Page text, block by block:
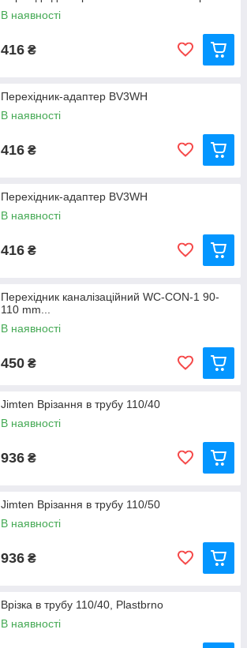
В наявності
416 ₴
Перехідник-адаптер BV3WH
В наявності
416 ₴
Перехідник-адаптер BV3WH
В наявності
416 ₴
Перехідник каналізаційний WC-CON-1 90-
110 mm...
В наявності
450 ₴
Jimten Врізання в трубу 110/40
В наявності
936 ₴
Jimten Врізання в трубу 110/50
В наявності
936 ₴
Врізка в трубу 110/40, Plastbrno
В наявності